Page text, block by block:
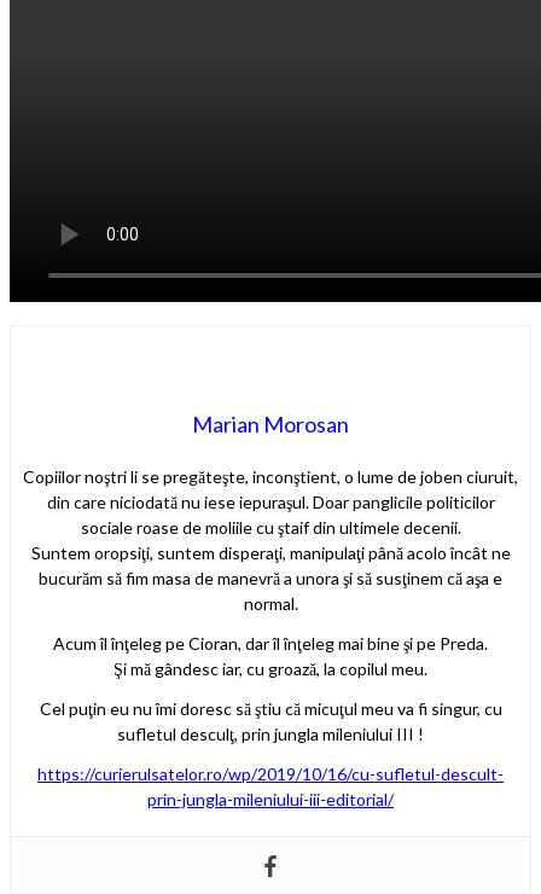
Marian Morosan
Copiilor noştri li se pregăteşte, inconştient, o lume de joben ciuruit,
din care niciodată nu iese iepuraşul. Doar panglicile politicilor
sociale roase de moliile cu ştaif din ultimele decenii.
Suntem oropsiţi, suntem disperaţi, manipulaţi până acolo încât ne
bucurăm să fim masa de manevră a unora şi să susţinem că aşa e
normal.
Acum îl înţeleg pe Cioran, dar îl înţeleg mai bine şi pe Preda.
Şi mă gândesc iar, cu groază, la copilul meu.
Cel puţin eu nu îmi doresc să ştiu că micuţul meu va fi singur, cu
sufletul desculţ, prin jungla mileniului III !
https://curierulsatelor.ro/wp/2019/10/16/cu-sufletul-descult-
prin-jungla-mileniului-iii-editorial/